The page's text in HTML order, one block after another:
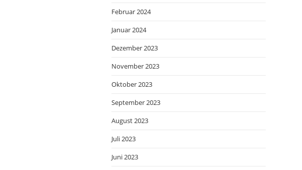
Februar 2024
Januar 2024
Dezember 2023
November 2023
Oktober 2023
September 2023
August 2023
Juli 2023
Juni 2023